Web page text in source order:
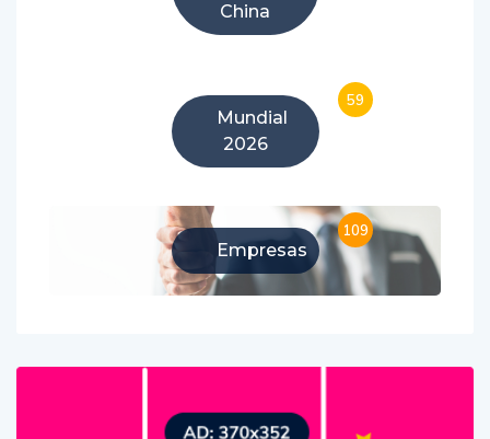
China
Mundial
2026
59
Empresas
109